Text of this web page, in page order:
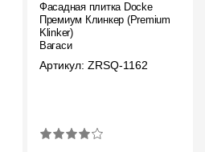
Фасадная плитка Docke
Премиум Клинкер (Premium
Klinker)
Вагаси
Артикул: ZRSQ-1162